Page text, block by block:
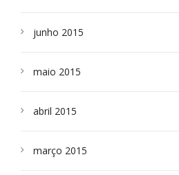
junho 2015
maio 2015
abril 2015
março 2015